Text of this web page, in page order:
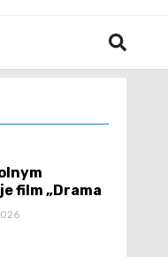
film „Drama